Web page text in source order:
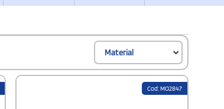
Material
Cod: MO2847